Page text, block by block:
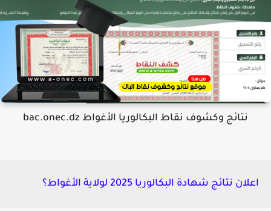
نتائج وكشوف نقاط البكالوريا الأغواط bac.onec.dz
اعلان نتائج شهادة البكالوريا 2025 لولاية الأغواط؟